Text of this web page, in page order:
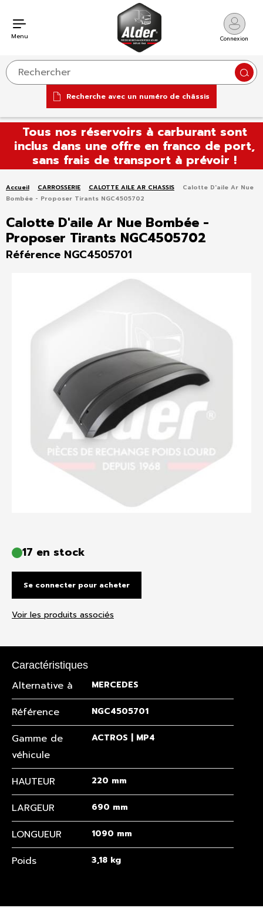
contenu
Tous nos réservoirs à carburant sont
inclus dans une offre en franco de port,
sans frais de transport à prévoir !
Recherche avec un numéro de châssis
Connexion
Menu
Accueil CARROSSERIE CALOTTE AILE AR CHASSIS
Calotte D'aile Ar Nue
Bombée - Proposer Tirants NGC4505702
Calotte D'aile Ar Nue Bombée -
Proposer Tirants NGC4505702
Référence NGC4505701
17 en stock
Se connecter pour acheter
Voir les produits associés
Caractéristiques
Alternative à MERCEDES
Référence NGC4505701
Gamme de
véhicule
ACTROS | MP4
HAUTEUR 220 mm
LARGEUR 690 mm
LONGUEUR 1090 mm
Poids 3,18 kg